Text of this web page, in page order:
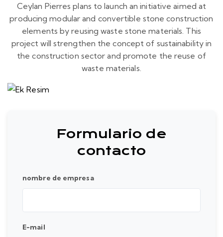
Ceylan Pierres plans to launch an initiative aimed at
producing modular and convertible stone construction
elements by reusing waste stone materials. This
project will strengthen the concept of sustainability in
the construction sector and promote the reuse of
waste materials.
Formulario de
contacto
nombre de empresa
E-mail